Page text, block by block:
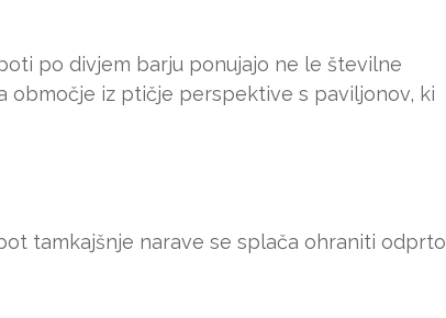
po divjem barju ponujajo ne le številne
iz ptičje perspektive s paviljonov, ki
tamkajšnje narave se splača ohraniti odprto